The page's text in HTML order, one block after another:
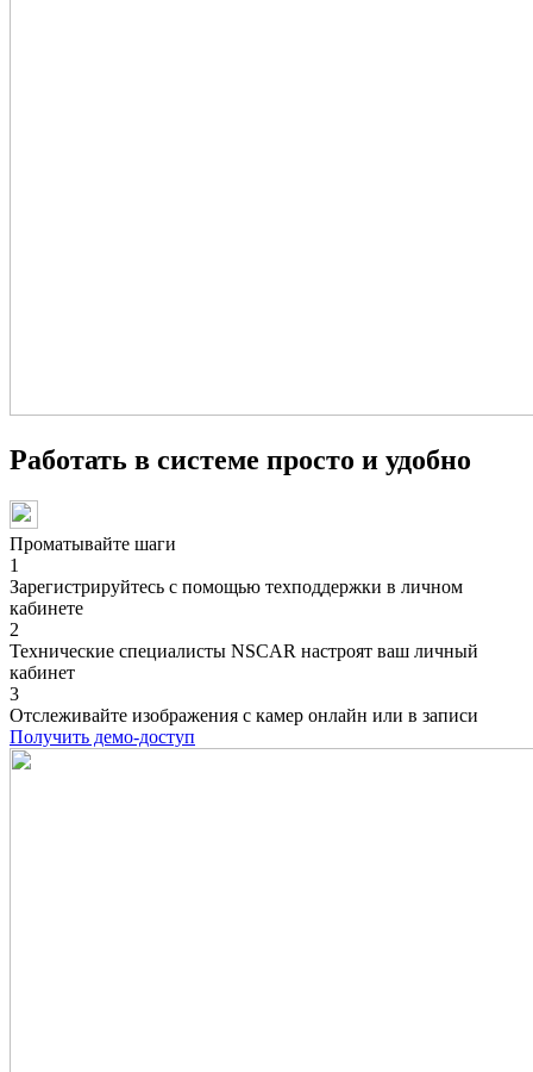
Работать в системе просто и удобно
Проматывайте шаги
1
Зарегистрируйтесь с помощью техподдержки в личном
кабинете
2
Технические специалисты NSCAR настроят ваш личный
кабинет
3
Отслеживайте изображения с камер онлайн или в записи
Получить демо-доступ